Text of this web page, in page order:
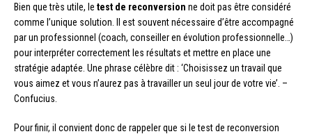
Bien que très utile, le test de reconversion ne doit pas être considéré
comme l’unique solution. Il est souvent nécessaire d’être accompagné
par un professionnel (coach, conseiller en évolution professionnelle…)
pour interpréter correctement les résultats et mettre en place une
stratégie adaptée. Une phrase célèbre dit : ‘Choisissez un travail que
vous aimez et vous n’aurez pas à travailler un seul jour de votre vie’. –
Confucius.
Pour finir, il convient donc de rappeler que si le test de reconversion